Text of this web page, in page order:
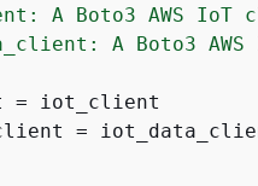
A Boto3 AWS IoT
A Boto3 AWS
= iot_client
=